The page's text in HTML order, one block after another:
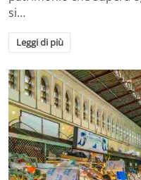
si…
Leggi di più